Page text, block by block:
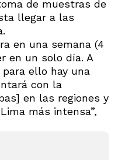
de muestras de
llegar a las
en una semana (4
en un solo día. A
ello hay una
con la
en las regiones y
más intensa”,